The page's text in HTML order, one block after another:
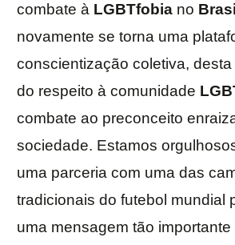
combate à LGBTfobia no Brasil
novamente se torna uma
conscientização coletiva,
do respeito à comunidade
combate ao preconceito
sociedade. Estamos
uma parceria com uma das
tradicionais do futebol mundial
uma mensagem tão